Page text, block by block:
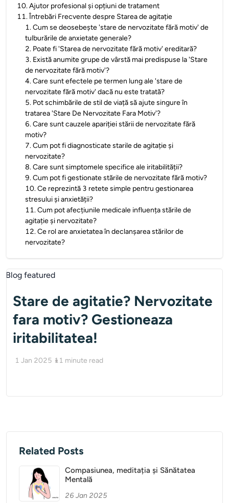
10.Ajutor profesional și opțiuni de tratament
11.Întrebări Frecvente despre Starea de agitație
1.Cum se deosebește 'stare de nervozitate fără motiv' de
tulburările de anxietate generale?
2. Poate fi 'Starea de nervozitate fără motiv' ereditară?
3. Există anumite grupe de vârstă mai predispuse la 'Stare
de nervozitate fără motiv'?
4.Care sunt efectele pe termen lung ale 'stare de
nervozitate fără motiv' dacă nu este tratată?
5. Pot schimbările de stil de viață să ajute singure în
tratarea 'Stare De Nervozitate Fara Motiv'?
6.Care sunt cauzele apariției stării de nervozitate fără
motiv?
7.Cum pot fi diagnosticate starile de agitație și
nervozitate?
8.Care sunt simptomele specifice ale iritabilității?
9.Cum pot fi gestionate stările de nervozitate fără motiv?
10.Ce reprezintă 3 retete simple pentru gestionarea
stresului și anxietății?
11.Cum pot afecțiunile medicale influența stările de
agitație și nervozitate?
12.Ce rol are anxietatea în declanșarea stărilor de
nervozitate?
Stare de agitatie? Nervozitate
fara motiv? Gestioneaza
iritabilitatea!
1 Jan 2025 11 minute read
Related Posts
Compasiunea, meditația și Sănătatea
Mentală
26 Jan 2025